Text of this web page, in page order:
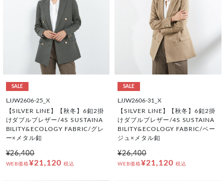
SALE
LJJW2606-25_X
【SILVER LINE】【秋冬】6釦2掛
けダブルブレザー/4S SUSTAINA
BILITY&ECOLOGY FABRIC/グレ
ー×メタル釦
¥26,400
WEB価格¥21,120 税込
SALE
LJJW2606-31_X
【SILVER LINE】【秋冬】6釦2掛
けダブルブレザー/4S SUSTAINA
BILITY&ECOLOGY FABRIC/ベー
ジュ×メタル釦
¥26,400
WEB価格¥21,120 税込